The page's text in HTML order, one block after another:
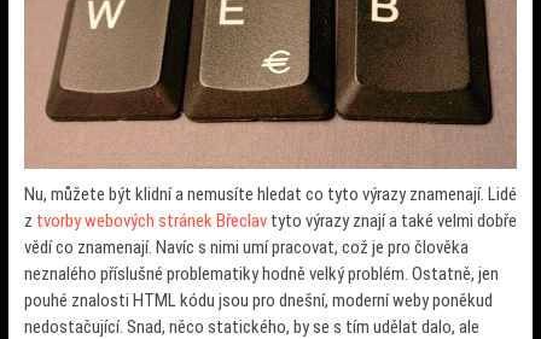
Nu, můžete být klidní a nemusíte hledat co tyto výrazy znamenají. Lidé
z tvorby webových stránek Břeclavtyto výrazy znají a také velmi dobře
vědí co znamenají. Navíc s nimi umí pracovat, což je pro člověka
neznalého příslušné problematiky hodně velký problém. Ostatně, jen
pouhé znalosti HTML kódu jsou pro dnešní, moderní weby poněkud
nedostačující. Snad, něco statického, by se s tím udělat dalo, ale